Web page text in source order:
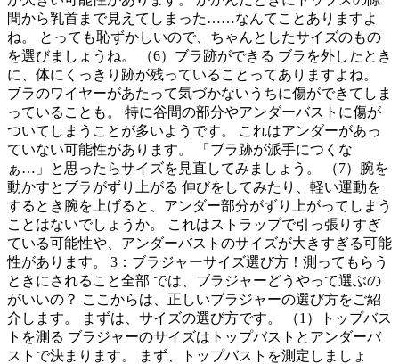
間から乳首まで見えてしまった……なんてことありますよ
ね。 とっても恥ずかしいので、ちゃんとしたサイズのもの
を選びましょうね。 （6）ブラ跡ができる ブラを外したとき
に、体にくっきり跡が残っていることってありますよね。
ブラのワイヤーがあたって気づかないうちに傷ができてしま
っていることも。 特に谷間の部分やアンダーバストに傷が
ついてしまうことが多いようです。 これはアンダーがあっ
ていない可能性があります。 「ブラ跡が派手につくな
ぁ…」と思ったらサイズを見直してみましょう。 （7）腕を
動かすとブラがずり上がる 伸びをしてみたり、軽い運動を
するとき腕を上げると、アンダー部分がずり上がってしまう
ことはないでしょうか。 これはストラップで引っ張りすぎ
ている可能性や、アンダーバストのサイズが大きすぎる可能
性があります。 3：ブラジャーサイズ選び方！測ってもらう
ときにされること全部 では、ブラジャーどうやって選ぶの
がいいの？ ここからは、正しいブラジャーの選び方をご紹
介します。 まずは、サイズの選び方です。 （1）トップバス
トを測る ブラジャーのサイズはトップバストとアンダーバ
ストで決まります。 まず、トップバストを測定しましょ